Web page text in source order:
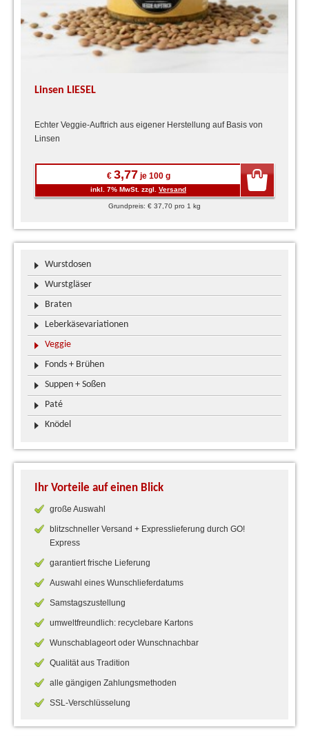
Linsen LIESEL
Echter Veggie-Auftrich aus eigener Herstellung auf Basis von
Linsen
€ 3,77 je 100 g
inkl. 7% MwSt. zzgl. Versand
Grundpreis: € 37,70 pro 1 kg
Wurstdosen
Wurstgläser
Braten
Leberkäsevariationen
Veggie
Fonds + Brühen
Suppen + Soßen
Paté
Knödel
Ihr Vorteile auf einen Blick
große Auswahl
blitzschneller Versand + Expresslieferung durch GO!
Express
garantiert frische Lieferung
Auswahl eines Wunschlieferdatums
Samstagszustellung
umweltfreundlich: recyclebare Kartons
Wunschablageort oder Wunschnachbar
Qualität aus Tradition
alle gängigen Zahlungsmethoden
SSL-Verschlüsselung